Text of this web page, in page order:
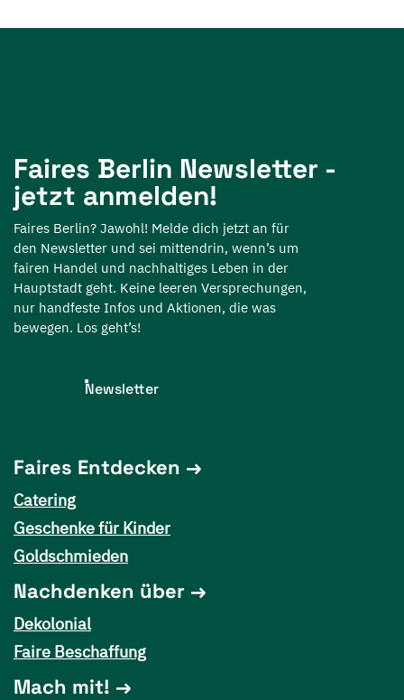
Faires Berlin Newsletter -
jetzt anmelden!
Faires Berlin? Jawohl! Melde dich jetzt an für
den Newsletter und sei mittendrin, wenn’s um
fairen Handel und nachhaltiges Leben in der
Hauptstadt geht. Keine leeren Versprechungen,
nur handfeste Infos und Aktionen, die was
bewegen. Los geht’s!
Newsletter
Faires Entdecken
Catering
Geschenke für Kinder
Goldschmieden
Nachdenken über
Dekolonial
Faire Beschaffung
Mach mit!